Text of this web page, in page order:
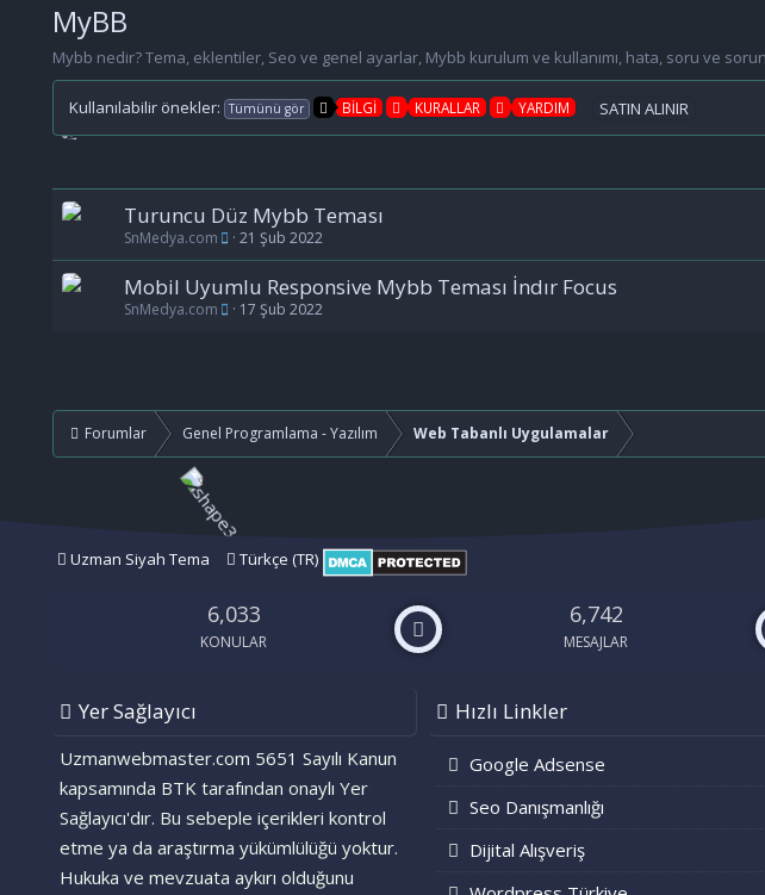
MyBB
Mybb nedir? Tema, eklentiler, Seo ve genel ayarlar, Mybb kurulum ve kullanımı, hata, soru ve
Kullanılabilir önekler: Tümünü gör BİLGİ KURALLAR YARDIM SATIN ALINIR
Turuncu Düz Mybb Teması
SnMedya.com 21 Şub 2022
Mobil Uyumlu Responsive Mybb Teması İndır Focus
SnMedya.com 17 Şub 2022
Forumlar Genel Programlama - Yazılım Web Tabanlı Uygulamalar
Uzman Siyah Tema Türkçe (TR)
6,033
KONULAR
6,742
MESAJLAR
Yer Sağlayıcı
Uzmanwebmaster.com 5651 Sayılı Kanun
kapsamında BTK tarafından onaylı Yer
Sağlayıcı'dır. Bu sebeple içerikleri kontrol
etme ya da araştırma yükümlülüğü yoktur.
Hukuka ve mevzuata aykırı olduğunu
Hızlı Linkler
Google Adsense
Seo Danışmanlığı
Dijital Alışveriş